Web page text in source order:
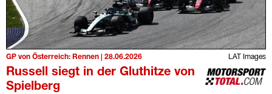
LAT Images
GP von Österreich: Rennen | 28.06.2026
Russell siegt in der Gluthitze von
Spielberg